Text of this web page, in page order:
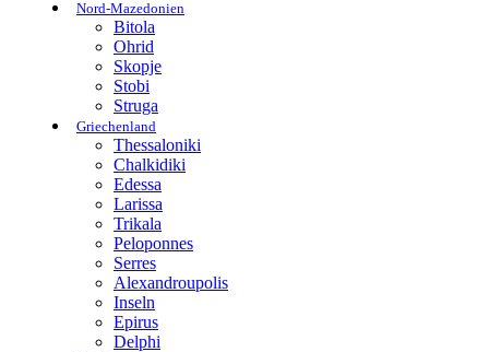
Nord-Mazedonien
Bitola
Ohrid
Skopje
Stobi
Struga
Griechenland
Thessaloniki
Chalkidiki
Edessa
Larissa
Trikala
Peloponnes
Serres
Alexandroupolis
Inseln
Epirus
Delphi